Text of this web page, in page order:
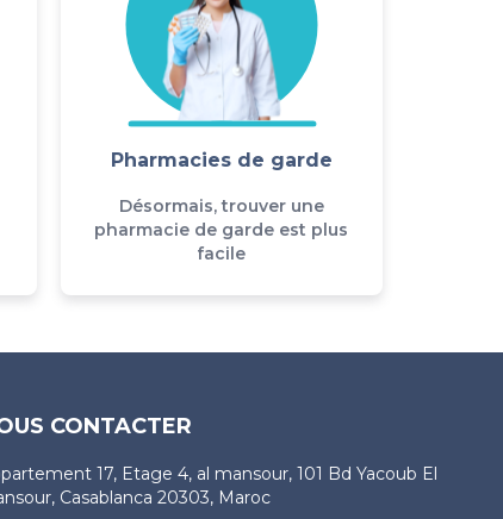
Pharmacies de garde
Désormais, trouver une
pharmacie de garde est plus
facile
CONTACTER
17, Etage 4, al mansour, 101 Bd Yacoub El
Casablanca 20303, Maroc